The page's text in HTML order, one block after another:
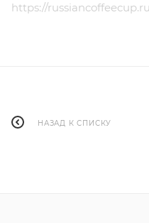
https://
НАЗАД К СПИСКУ